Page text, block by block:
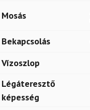
Mosás
Bekapcsolás
Vízoszlop
Légáteresztő
képesség